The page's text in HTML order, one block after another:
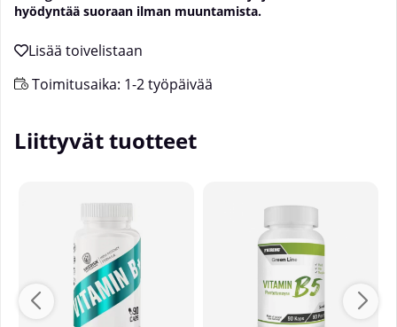
hyödyntää suoraan ilman muuntamista.
Toimitusaika: 1-2 työpäivää
Liittyvät tuotteet